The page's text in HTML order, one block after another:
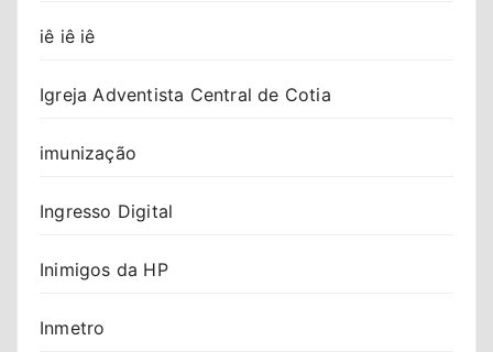
iê iê iê
Igreja Adventista Central de Cotia
imunização
Ingresso Digital
Inimigos da HP
Inmetro